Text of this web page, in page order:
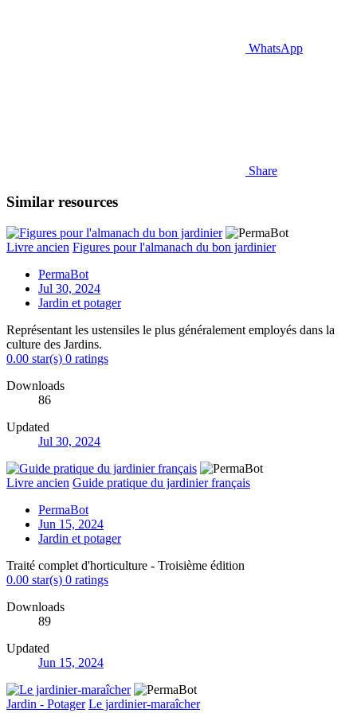
WhatsApp
Share
Similar resources
Livre ancien Figures pour l'almanach du bon jardinier
PermaBot
Jul 30, 2024
Jardin et potager
Représentant les ustensiles le plus généralement employés dans la
culture des Jardins.
0.00 star(s) 0 ratings
Downloads
86
Updated
Jul 30, 2024
Livre ancien Guide pratique du jardinier français
PermaBot
Jun 15, 2024
Jardin et potager
Traité complet d'horticulture - Troisième édition
0.00 star(s) 0 ratings
Downloads
89
Updated
Jun 15, 2024
Jardin - Potager Le jardinier-maraîcher